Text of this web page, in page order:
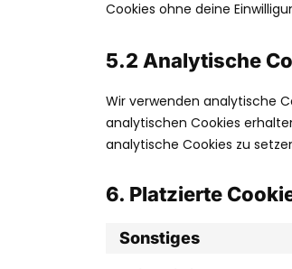
Cookies ohne deine
5.2 Analytische
Wir verwenden analytische
analytischen Cookies
analytische Cookies zu
6. Platzierte
Sonstiges